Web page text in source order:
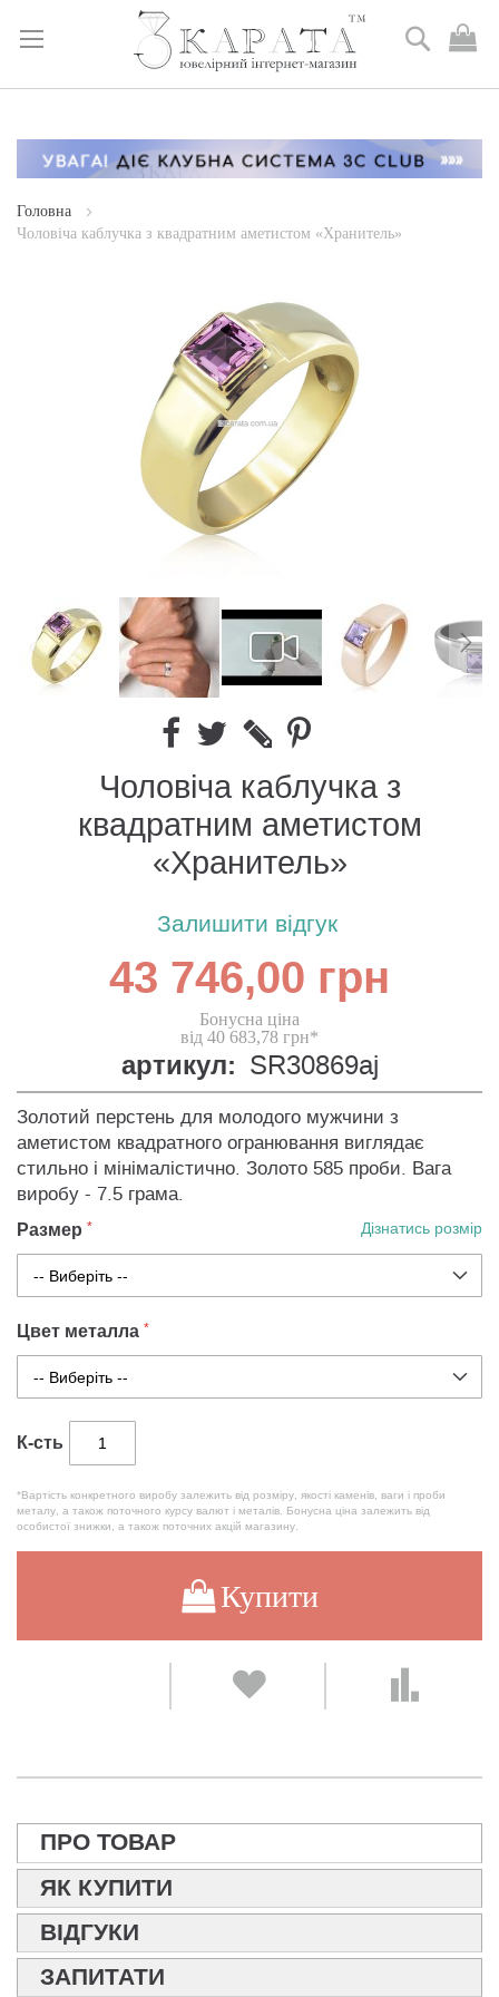
Skip
Content
Пошук
Головна
Чоловіча каблучка з квадратним аметистом «Хранитель»
Чоловіча каблучка з
квадратним аметистом
«Хранитель»
Залишити відгук
43 746,00 грн
Бонусна ціна
від 40 683,78 грн*
артикул: SR30869aj
Золотий перстень для молодого мужчини з
аметистом квадратного огранювання виглядає
стильно і мінімалістично. Золото 585 проби. Вага
виробу - 7.5 грама.
Размер Дізнатись розмір
Цвет металла
К-сть
*Вартість конкретного виробу залежить від розміру, якості каменів, ваги і проби
металу, а також поточного курсу валют і металів. Бонусна ціна залежить від
особистої знижки, а також поточних акцій магазину.
Купити
ПРО ТОВАР
ЯК КУПИТИ
ВІДГУКИ
ЗАПИТАТИ